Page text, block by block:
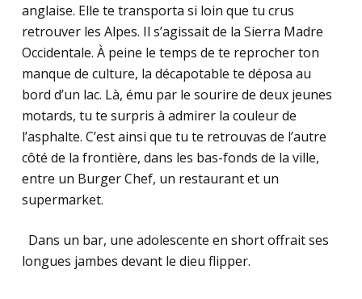
anglaise. Elle te transporta si loin que tu crus
retrouver les Alpes. Il s’agissait de la Sierra Madre
Occidentale. À peine le temps de te reprocher ton
manque de culture, la décapotable te déposa au
bord d’un lac. Là, ému par le sourire de deux jeunes
motards, tu te surpris à admirer la couleur de
l’asphalte. C’est ainsi que tu te retrouvas de l’autre
côté de la frontière, dans les bas-fonds de la ville,
entre un Burger Chef, un restaurant et un
supermarket.
Dans un bar, une adolescente en short offrait ses
longues jambes devant le dieu flipper.